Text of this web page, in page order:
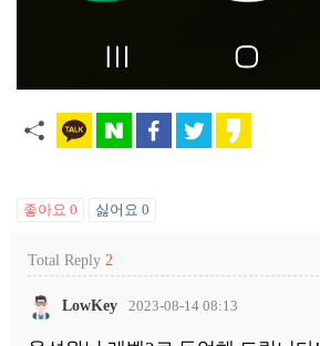
좋아요 0 싫어요 0
Total Reply 2
LowKey 2023-08-14 08:13